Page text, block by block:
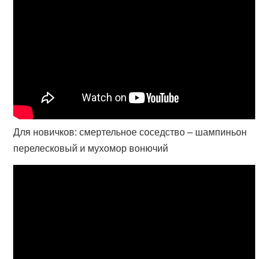
Для новичков: смертельное соседство – шампиньон
перелесковый и мухомор вонючий